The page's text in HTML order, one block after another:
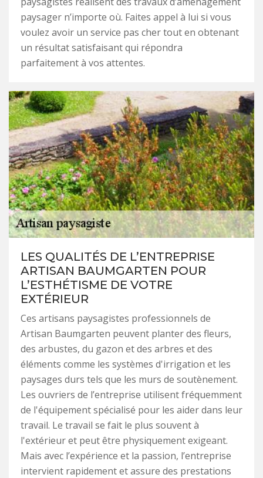
paysager n’importe où. Faites appel à lui si vous
voulez avoir un service pas cher tout en obtenant
un résultat satisfaisant qui répondra
parfaitement à vos attentes.
LES QUALITÉS DE L’ENTREPRISE
ARTISAN BAUMGARTEN POUR
L’ESTHÉTISME DE VOTRE
EXTÉRIEUR
Ces artisans paysagistes professionnels de
Artisan Baumgarten peuvent planter des fleurs,
des arbustes, du gazon et des arbres et des
éléments comme les systèmes d'irrigation et les
paysages durs tels que les murs de soutènement.
Les ouvriers de l’entreprise utilisent fréquemment
de l'équipement spécialisé pour les aider dans leur
travail. Le travail se fait le plus souvent à
l'extérieur et peut être physiquement exigeant.
Mais avec l’expérience et la passion, l’entreprise
intervient rapidement et assure des prestations